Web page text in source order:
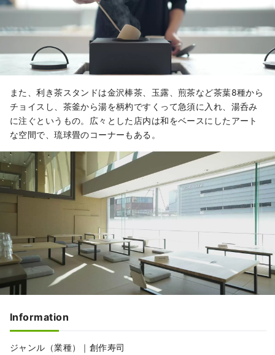
また、利き茶スタンドは金沢棒茶、玉露、煎茶など茶葉8種から
チョイスし、茶釜から湯を柄杓ですくって急須に入れ、湯呑み
に注ぐというもの。広々とした店内は和をベースにしたアート
な空間で、琉球畳のコーナーもある。
Information
ジャンル（業種）｜創作寿司